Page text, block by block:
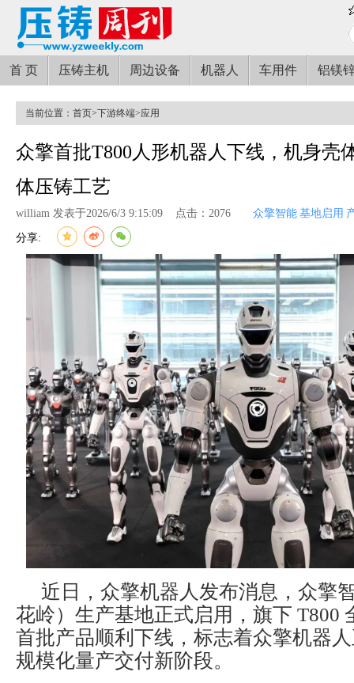
首 页 压铸主机 周边设备 机器人 车用件 铝镁
当前位置： 首页>下游终端>应用
众擎首批T800人形机器人下线，机身壳
体压铸工艺
william 发表于2026/6/3 9:15:09 点击：2076 众擎智能 基地启用
分享:
近日，众擎机器人发布消息，众擎
花岭）生产基地正式启用，旗下 T800
首批产品顺利下线，标志着众擎机器
规模化量产交付新阶段。